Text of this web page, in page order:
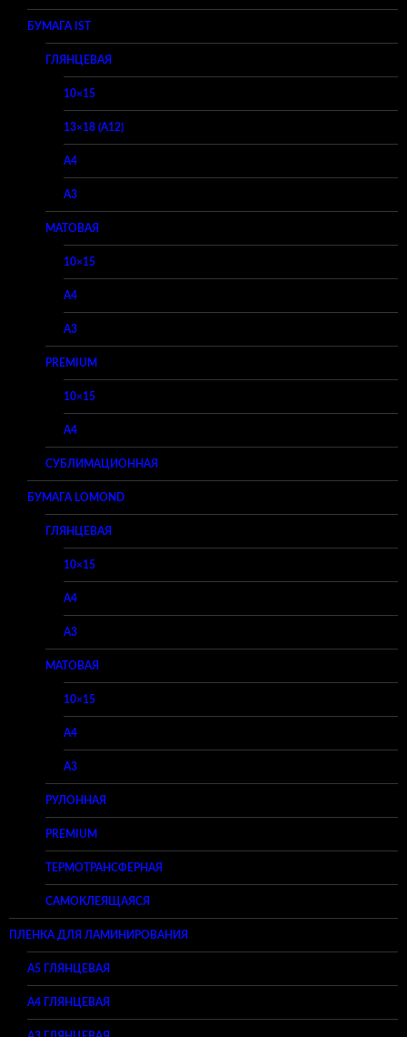
БУМАГА IST
ГЛЯНЦЕВАЯ
10×15
13×18 (A12)
A4
A3
МАТОВАЯ
10×15
A4
A3
PREMIUM
10×15
A4
СУБЛИМАЦИОННАЯ
БУМАГА LOMOND
ГЛЯНЦЕВАЯ
10×15
A4
A3
МАТОВАЯ
10×15
A4
A3
РУЛОННАЯ
PREMIUM
ТЕРМОТРАНСФЕРНАЯ
САМОКЛЕЯЩАЯСЯ
ПЛЕНКА ДЛЯ ЛАМИНИРОВАНИЯ
A5 ГЛЯНЦЕВАЯ
А4 ГЛЯНЦЕВАЯ